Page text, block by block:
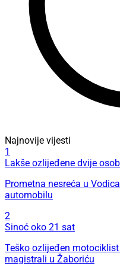
Najnovije vijesti
1
Lakše ozlijeđene dvije
Prometna nesreća u
automobilu
2
Sinoć oko 21 sat
Teško ozlijeđen
magistrali u Žaboriću